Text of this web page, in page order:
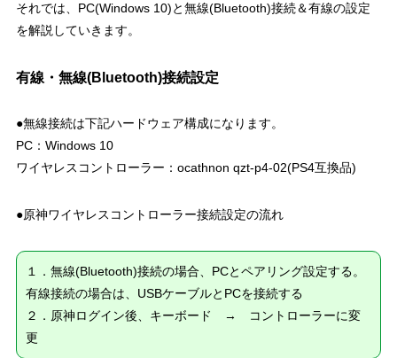
それでは、PC(Windows 10)と無線(Bluetooth)接続＆有線の設定
を解説していきます。
有線・無線(Bluetooth)接続設定
●無線接続は下記ハードウェア構成になります。
PC：Windows 10
ワイヤレスコントローラー：ocathnon qzt-p4-02(PS4互換品)
●原神ワイヤレスコントローラー接続設定の流れ
１．無線(Bluetooth)接続の場合、PCとペアリング設定する。
有線接続の場合は、USBケーブルとPCを接続する
２．原神ログイン後、キーボード → コントローラーに変
更